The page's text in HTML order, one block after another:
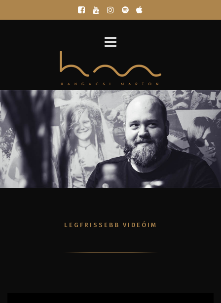
LEGFRISSEBB VIDEÓIM